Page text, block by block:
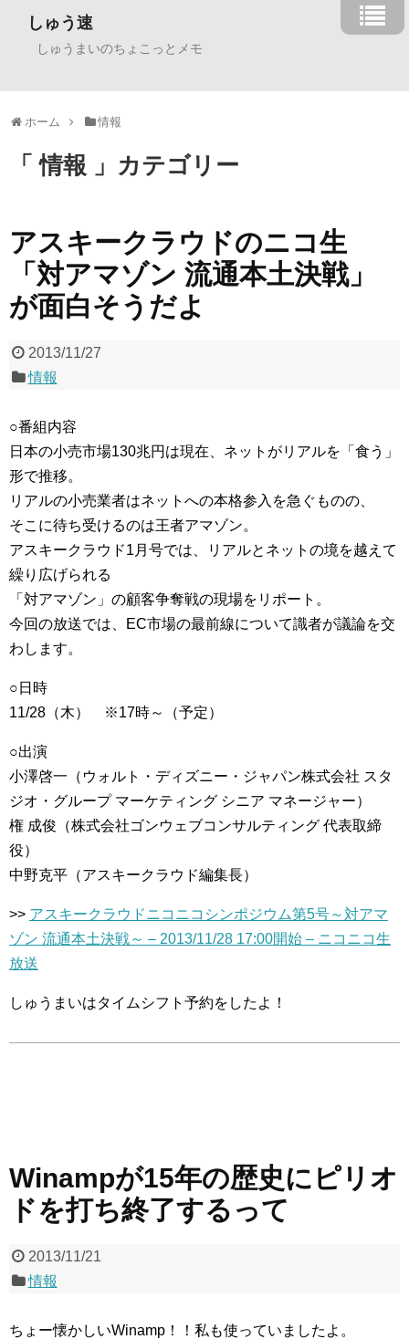
しゅう速
しゅうまいのちょこっとメモ
ホーム 情報
「 情報 」カテゴリー
アスキークラウドのニコ生
「対アマゾン 流通本土決戦」
が面白そうだよ
2013/11/27
情報
○番組内容
日本の小売市場130兆円は現在、ネットがリアルを「食う」
形で推移。
リアルの小売業者はネットへの本格参入を急ぐものの、
そこに待ち受けるのは王者アマゾン。
アスキークラウド1月号では、リアルとネットの境を越えて
繰り広げられる
「対アマゾン」の顧客争奪戦の現場をリポート。
今回の放送では、EC市場の最前線について識者が議論を交
わします。
○日時
11/28（木） ※17時～（予定）
○出演
小澤啓一（ウォルト・ディズニー・ジャパン株式会社 スタ
ジオ・グループ マーケティング シニア マネージャー）
権 成俊（株式会社ゴンウェブコンサルティング 代表取締
役）
中野克平（アスキークラウド編集長）
>> アスキークラウドニコニコシンポジウム第5号～対アマ
ゾン 流通本土決戦～ – 2013/11/28 17:00開始 – ニコニコ生
放送
しゅうまいはタイムシフト予約をしたよ！
Winampが15年の歴史にピリオ
ドを打ち終了するって
2013/11/21
情報
ちょー懐かしいWinamp！！私も使っていましたよ。